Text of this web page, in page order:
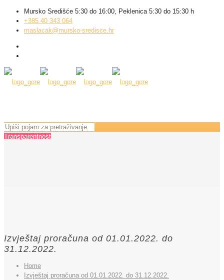
Mursko Središće 5:30 do 16:00, Peklenica 5:30 do 15:30 h
+385 40 343 064
maslacak@mursko-sredisce.hr
Transparentnost
Izvještaj proračuna od 01.01.2022. do
31.12.2022.
Home
Izvještaj proračuna od 01.01.2022. do 31.12.2022.